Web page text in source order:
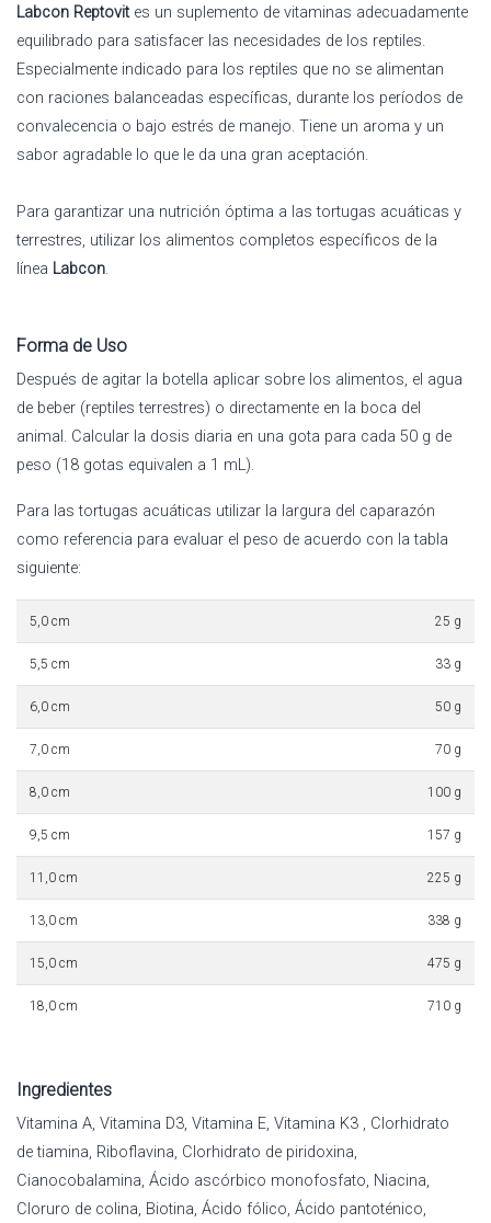
Labcon Reptovites un suplemento de vitaminas adecuadamente
equilibrado para satisfacer las necesidades de los reptiles.
Especialmente indicado para los reptiles que no se alimentan
con raciones balanceadas específicas, durante los períodos de
convalecencia o bajo estrés de manejo. Tiene un aroma y un
sabor agradable lo que le da una gran aceptación.
Para garantizar una nutrición óptima a las tortugas acuáticas y
terrestres, utilizar los alimentos completos específicos de la
línea Labcon.
Forma de Uso
Después de agitar la botella aplicar sobre los alimentos, el agua
de beber (reptiles terrestres) o directamente en la boca del
animal. Calcular la dosis diaria en una gota para cada 50 g de
peso (18 gotas equivalen a 1 mL).
Para las tortugas acuáticas utilizar la largura del caparazón
como referencia para evaluar el peso de acuerdo con la tabla
siguiente:
5,0 cm 25 g
5,5 cm 33 g
6,0 cm 50 g
7,0 cm 70 g
8,0 cm 100 g
9,5 cm 157 g
11,0 cm 225 g
13,0 cm 338 g
15,0 cm 475 g
18,0 cm 710 g
Ingredientes
Vitamina A, Vitamina D3, Vitamina E, Vitamina K3 , Clorhidrato
de tiamina, Riboflavina, Clorhidrato de piridoxina,
Cianocobalamina, Ácido ascórbico monofosfato, Niacina,
Cloruro de colina, Biotina, Ácido fólico, Ácido pantoténico,